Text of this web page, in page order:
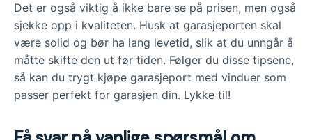
Det er også viktig å ikke bare se på prisen, men også
sjekke opp i kvaliteten. Husk at garasjeporten skal
være solid og bør ha lang levetid, slik at du unngår å
måtte skifte den ut før tiden. Følger du disse tipsene,
så kan du trygt kjøpe garasjeport med vinduer som
passer perfekt for garasjen din. Lykke til!